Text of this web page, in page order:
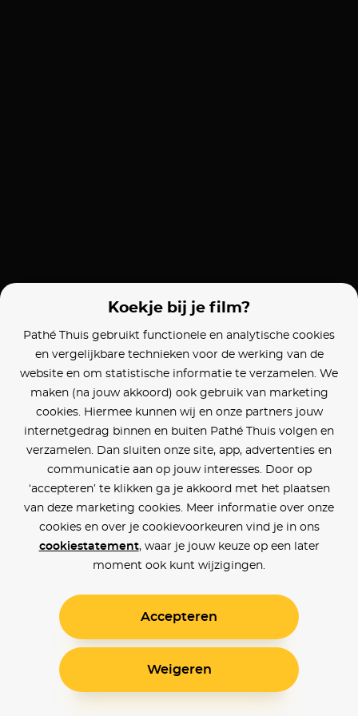
Koekje bij je film?
Pathé Thuis gebruikt functionele en analytische cookies
en vergelijkbare technieken voor de werking van de
website en om statistische informatie te verzamelen. We
maken (na jouw akkoord) ook gebruik van marketing
cookies. Hiermee kunnen wij en onze partners jouw
internetgedrag binnen en buiten Pathé Thuis volgen en
verzamelen. Dan sluiten onze site, app, advertenties en
communicatie aan op jouw interesses. Door op
‘accepteren’ te klikken ga je akkoord met het plaatsen
van deze marketing cookies. Meer informatie over onze
cookies en over je cookievoorkeuren vind je in ons
cookiestatement, waar je jouw keuze op een later
moment ook kunt wijzigingen.
Accepteren
Weigeren